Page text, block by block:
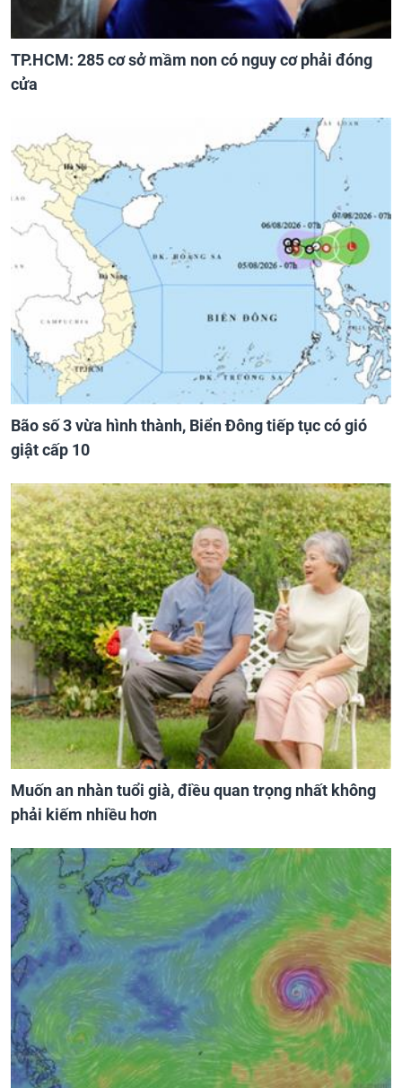
TP.HCM: 285 cơ sở mầm non có nguy cơ phải đóng
cửa
Bão số 3 vừa hình thành, Biển Đông tiếp tục có gió
giật cấp 10
Muốn an nhàn tuổi già, điều quan trọng nhất không
phải kiếm nhiều hơn